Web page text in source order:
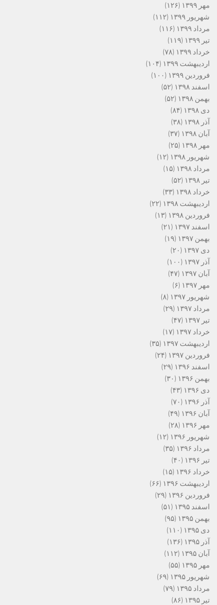
مهر ۱۳۹۹
(۱۲۶)
شهریور ۱۳۹۹
(۱۱۲)
مرداد ۱۳۹۹
(۱۱۶)
تیر ۱۳۹۹
(۱۱۹)
خرداد ۱۳۹۹
(۷۸)
اردیبهشت ۱۳۹۹
(۱۰۴)
فروردین ۱۳۹۹
(۱۰۰)
اسفند ۱۳۹۸
(۵۲)
بهمن ۱۳۹۸
(۵۲)
دی ۱۳۹۸
(۸۴)
آذر ۱۳۹۸
(۳۸)
آبان ۱۳۹۸
(۳۷)
مهر ۱۳۹۸
(۲۵)
شهریور ۱۳۹۸
(۱۲)
مرداد ۱۳۹۸
(۱۵)
تیر ۱۳۹۸
(۵۲)
خرداد ۱۳۹۸
(۳۳)
اردیبهشت ۱۳۹۸
(۲۲)
فروردین ۱۳۹۸
(۱۳)
اسفند ۱۳۹۷
(۲۱)
بهمن ۱۳۹۷
(۱۹)
دی ۱۳۹۷
(۲۰)
آذر ۱۳۹۷
(۱۰۰)
آبان ۱۳۹۷
(۴۷)
مهر ۱۳۹۷
(۶)
شهریور ۱۳۹۷
(۸)
مرداد ۱۳۹۷
(۲۹)
تیر ۱۳۹۷
(۴۷)
خرداد ۱۳۹۷
(۱۷)
اردیبهشت ۱۳۹۷
(۳۵)
فروردین ۱۳۹۷
(۲۴)
اسفند ۱۳۹۶
(۲۹)
بهمن ۱۳۹۶
(۳۰)
دی ۱۳۹۶
(۴۳)
آذر ۱۳۹۶
(۷۰)
آبان ۱۳۹۶
(۴۹)
مهر ۱۳۹۶
(۲۸)
شهریور ۱۳۹۶
(۱۲)
مرداد ۱۳۹۶
(۳۵)
تیر ۱۳۹۶
(۴۰)
خرداد ۱۳۹۶
(۱۵)
اردیبهشت ۱۳۹۶
(۶۶)
فروردین ۱۳۹۶
(۲۹)
اسفند ۱۳۹۵
(۵۱)
بهمن ۱۳۹۵
(۹۵)
دی ۱۳۹۵
(۱۱۰)
آذر ۱۳۹۵
(۱۳۶)
آبان ۱۳۹۵
(۱۱۲)
مهر ۱۳۹۵
(۵۵)
شهریور ۱۳۹۵
(۶۹)
مرداد ۱۳۹۵
(۷۹)
تیر ۱۳۹۵
(۸۶)